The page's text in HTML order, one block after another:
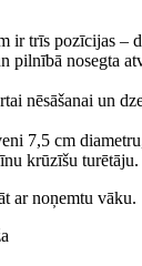
ir trīs pozīcijas –
pilnībā nosegta
nēsāšanai un
7,5 cm
krūzīšu turētāju.
ar noņemtu vāku.